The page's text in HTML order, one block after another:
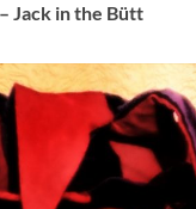
Jack in the Bütt